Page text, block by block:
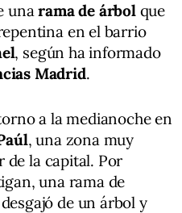
unarama de árbolque
en el barrio
, según ha informado
Madrid.
a la medianoche en
, una zona muy
la capital. Por
una rama de
de un árbol y